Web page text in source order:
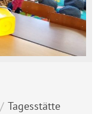
/ Tagesstätte